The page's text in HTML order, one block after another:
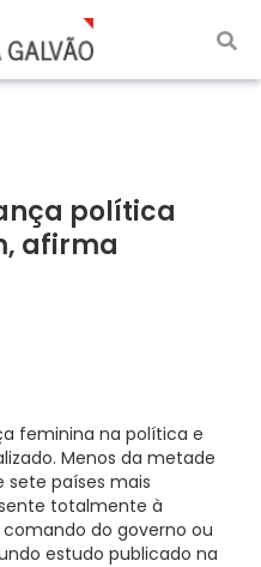
política
afirma
feminina na política e
Menos da metade
sete países mais
totalmente à
do governo ou
estudo publicado na